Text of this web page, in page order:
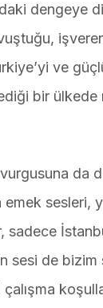
dengeye
ve
bir
da
emek
sesi de